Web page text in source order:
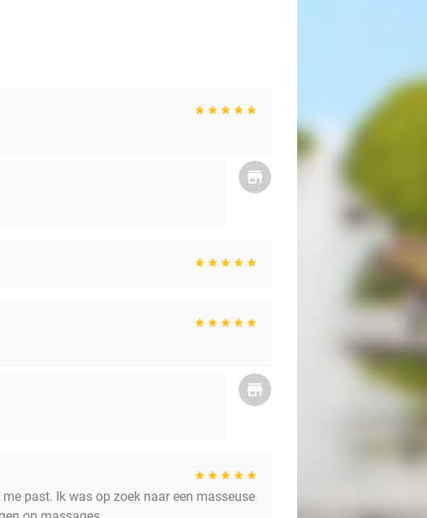
past. Ik was op zoek naar een masseuse